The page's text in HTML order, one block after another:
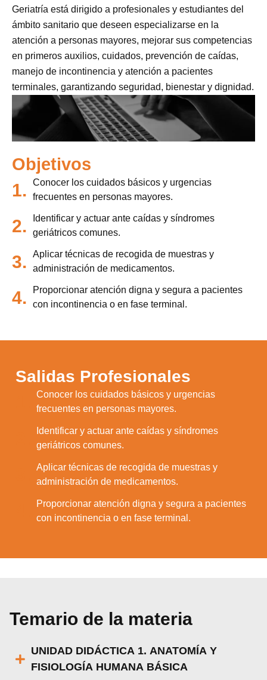
Geriatría está dirigido a profesionales y estudiantes del
ámbito sanitario que deseen especializarse en la
atención a personas mayores, mejorar sus competencias
en primeros auxilios, cuidados, prevención de caídas,
manejo de incontinencia y atención a pacientes
terminales, garantizando seguridad, bienestar y dignidad.
Objetivos
1.
Conocer los cuidados básicos y urgencias
frecuentes en personas mayores.
2.
Identificar y actuar ante caídas y síndromes
geriátricos comunes.
3.
Aplicar técnicas de recogida de muestras y
administración de medicamentos.
4.
Proporcionar atención digna y segura a pacientes
con incontinencia o en fase terminal.
Salidas Profesionales
Conocer los cuidados básicos y urgencias
frecuentes en personas mayores.
Identificar y actuar ante caídas y síndromes
geriátricos comunes.
Aplicar técnicas de recogida de muestras y
administración de medicamentos.
Proporcionar atención digna y segura a pacientes
con incontinencia o en fase terminal.
Temario de la materia
UNIDAD DIDÁCTICA 1. ANATOMÍA Y
FISIOLOGÍA HUMANA BÁSICA